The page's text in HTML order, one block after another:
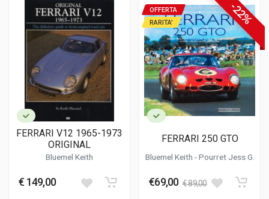
FERRARI V12 1965-1973
ORIGINAL
Bluemel Keith
€ 149,00
-22%
OFFERTA
RARITA'
FERRARI 250 GTO
Bluemel Keith -Pourret Jess G.
€69,00 € 89,00